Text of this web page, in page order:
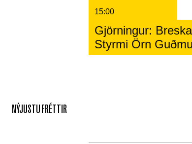
15:00
Gjörningur:
Styrmi Örn
NÝJUSTU FRÉTTIR